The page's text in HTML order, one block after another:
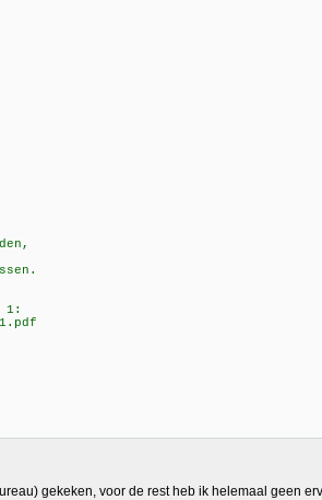
1:
gekeken, voor de rest heb ik helemaal geen